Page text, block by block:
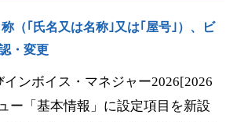
（｢氏名又は名称｣又は｢屋号｣）、ビ
・変更
ンボイス・マネジャー2026[2026
ー「基本情報」に設定項目を新設